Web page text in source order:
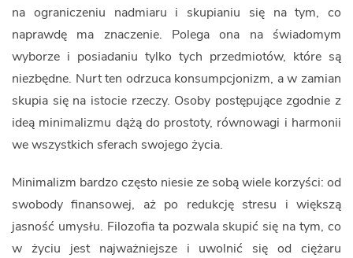
na ograniczeniu nadmiaru i skupianiu się na tym, co
naprawdę ma znaczenie. Polega ona na świadomym
wyborze i posiadaniu tylko tych przedmiotów, które są
niezbędne. Nurt ten odrzuca konsumpcjonizm, a w zamian
skupia się na istocie rzeczy. Osoby postępujące zgodnie z
ideą minimalizmu dążą do prostoty, równowagi i harmonii
we wszystkich sferach swojego życia.
Minimalizm bardzo często niesie ze sobą wiele korzyści: od
swobody finansowej, aż po redukcję stresu i większą
jasność umysłu. Filozofia ta pozwala skupić się na tym, co
w życiu jest najważniejsze i uwolnić się od ciężaru